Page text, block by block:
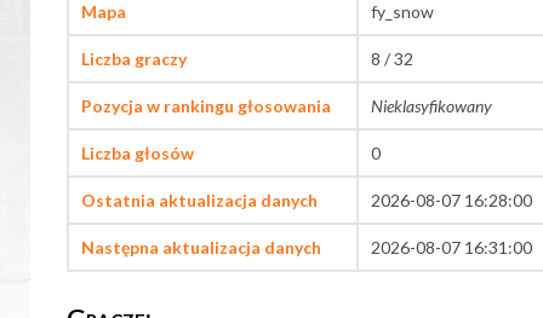
Mapa fy_snow
Liczba graczy 8 / 32
Pozycja w rankingu głosowania Nieklasyfikowany
Liczba głosów 0
Ostatnia aktualizacja danych 2026-08-07 16:28:00
Następna aktualizacja danych 2026-08-07 16:31:00